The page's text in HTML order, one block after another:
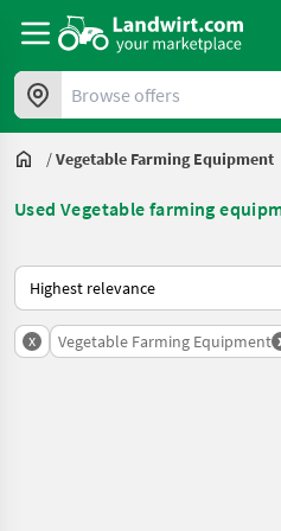
Browse offers
/Vegetable Farming Equipment
Used Vegetable farming
This is how sorting works on
x Vegetable Farming Equipment